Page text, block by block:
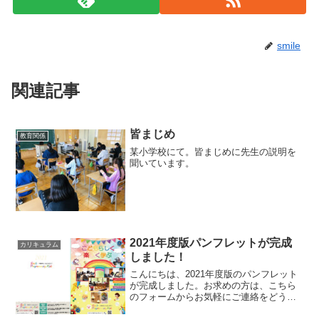
smile
関連記事
教育関係 皆まじめ
某小学校にて。皆まじめに先生の説明を
聞いています。
カリキュラム
2021年度版パンフレットが完成
しました！
こんにちは、2021年度版のパンフレット
が完成しました。お求めの方は、こちら
のフォームからお気軽にご連絡をどうぞ♪